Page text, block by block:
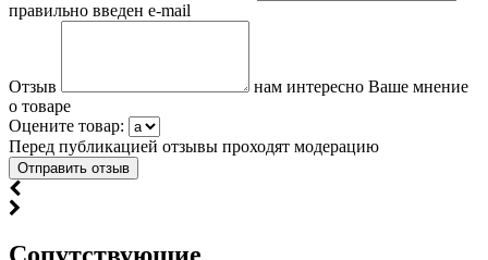
правильно введен e-mail
Отзыв
нам интересно Ваше мнение
о товаре
Оцените товар:
Перед публикацией отзывы проходят модерацию